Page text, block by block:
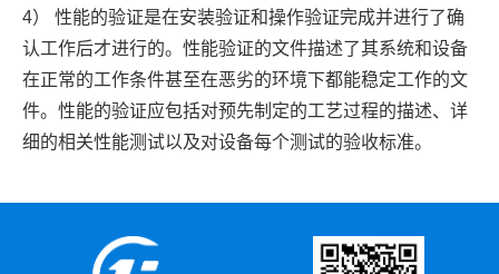
4） 性能的验证是在安装验证和操作验证完成并进行了确
认工作后才进行的。性能验证的文件描述了其系统和设备
在正常的工作条件甚至在恶劣的环境下都能稳定工作的文
件。性能的验证应包括对预先制定的工艺过程的描述、详
细的相关性能测试以及对设备每个测试的验收标准。